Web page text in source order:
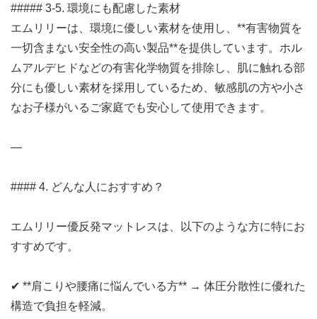
##### 3-5. 環境にも配慮した素材
エムリリーは、環境に優しい素材を使用し、**有害物質を
一切含まない安全性の高い製品**を提供しています。ホル
ムアルデヒドなどの有害化学物質を排除し、肌に触れる部
分にも優しい素材を採用しているため、敏感肌の方や小さ
なお子様がいるご家庭でも安心して使用できます。
—
#### 4. どんな人におすすめ？
エムリリー優反発マットレスは、以下のような方に特にお
すすめです。
✔︎ **肩こりや腰痛に悩んでいる方** → 体圧分散性に優れた
構造で負担を軽減。